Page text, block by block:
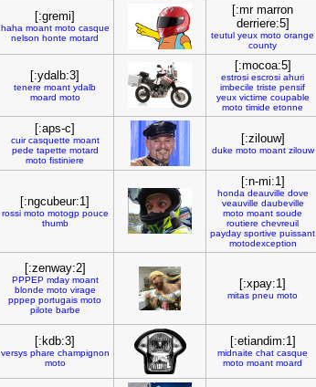
[:gremi]
haha moant moto casque
nelson honte motard
[:mr marron
derriere:5]
teutul yeux moto orange
county
[:ydalb:3]
tenere moant ydalb
moard moto
[:mocoa:5]
estrosi escrosi ahuri
imbecile triste pensif
yeux victime coupable
moto timide etonne
[:aps-c]
cuir casquette moant
pede tapette motard
moto fistiniere
[:zilouw]
duke moto moant zilouw
[:ngcubeur:1]
rossi moto motogp pouce
thumb
[:n-mi:1]
honda deauville dove
veauville daubeville
moto moant soude
routiere chevreuil
payday sportive puissant
motodexception
[:zenway:2]
PPPEP mday moant
blonde moto virage
pppep portugais moto
pilote barbe
[:xpay:1]
mitas pneu moto
[:kdb:3]
versys phare champignon
moto
[:etiandim:1]
midnaite chat casque
moto moant moard